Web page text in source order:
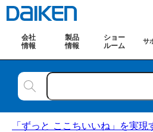
会社
情報
製品
情報
ショー
ルーム
サ
「ずっと ここちいいね」を実